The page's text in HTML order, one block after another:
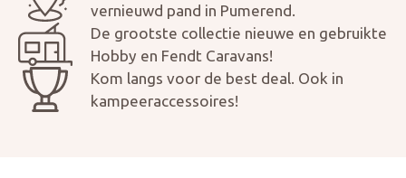
vernieuwd pand in Pumerend.
De grootste collectie nieuwe en gebruikte
Hobby en Fendt Caravans!
Kom langs voor de best deal. Ook in
kampeeraccessoires!